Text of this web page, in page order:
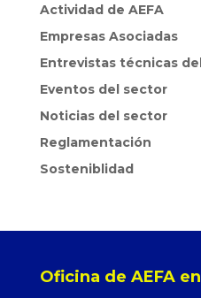
Actividad de AEFA
Empresas Asociadas
Entrevistas técnicas
Eventos del sector
Noticias del sector
Reglamentación
Sosteniblidad
Oficina de AEFA